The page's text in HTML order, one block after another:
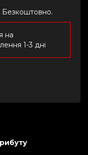
Безкоштовно.
на
1-3 дні